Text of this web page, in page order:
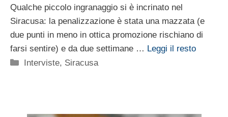
Qualche piccolo ingranaggio si è incrinato nel
Siracusa: la penalizzazione è stata una mazzata (e
due punti in meno in ottica promozione rischiano di
farsi sentire) e da due settimane … Leggi il resto
Categorie
Interviste, Siracusa